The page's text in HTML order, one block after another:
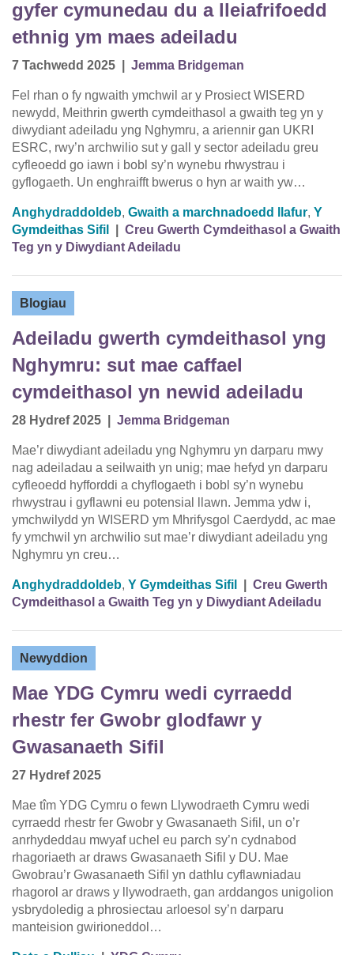
gyfer cymunedau du a lleiafrifoedd
ethnig ym maes adeiladu
7 Tachwedd 2025 Jemma Bridgeman
Fel rhan o fy ngwaith ymchwil ar y Prosiect WISERD
newydd, Meithrin gwerth cymdeithasol a gwaith teg yn y
diwydiant adeiladu yng Nghymru, a ariennir gan UKRI
ESRC, rwy’n archwilio sut y gall y sector adeiladu greu
cyfleoedd go iawn i bobl sy’n wynebu rhwystrau i
gyflogaeth. Un enghraifft bwerus o hyn ar waith yw…
Anghydraddoldeb, Gwaith a marchnadoedd llafur, Y
Gymdeithas Sifil
Creu Gwerth Cymdeithasol a Gwaith
Teg yn y Diwydiant Adeiladu
Blogiau
Adeiladu gwerth cymdeithasol yng
Nghymru: sut mae caffael
cymdeithasol yn newid adeiladu
28 Hydref 2025 Jemma Bridgeman
Mae’r diwydiant adeiladu yng Nghymru yn darparu mwy
nag adeiladau a seilwaith yn unig; mae hefyd yn darparu
cyfleoedd hyfforddi a chyflogaeth i bobl sy’n wynebu
rhwystrau i gyflawni eu potensial llawn. Jemma ydw i,
ymchwilydd yn WISERD ym Mhrifysgol Caerdydd, ac mae
fy ymchwil yn archwilio sut mae’r diwydiant adeiladu yng
Nghymru yn creu…
Anghydraddoldeb, Y Gymdeithas Sifil
Creu Gwerth
Cymdeithasol a Gwaith Teg yn y Diwydiant Adeiladu
Newyddion
Mae YDG Cymru wedi cyrraedd
rhestr fer Gwobr glodfawr y
Gwasanaeth Sifil
27 Hydref 2025
Mae tîm YDG Cymru o fewn Llywodraeth Cymru wedi
cyrraedd rhestr fer Gwobr y Gwasanaeth Sifil, un o’r
anrhydeddau mwyaf uchel eu parch sy’n cydnabod
rhagoriaeth ar draws Gwasanaeth Sifil y DU. Mae
Gwobrau’r Gwasanaeth Sifil yn dathlu cyflawniadau
rhagorol ar draws y llywodraeth, gan arddangos unigolion
ysbrydoledig a phrosiectau arloesol sy’n darparu
manteision gwirioneddol…